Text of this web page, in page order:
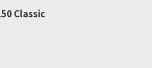
Classic